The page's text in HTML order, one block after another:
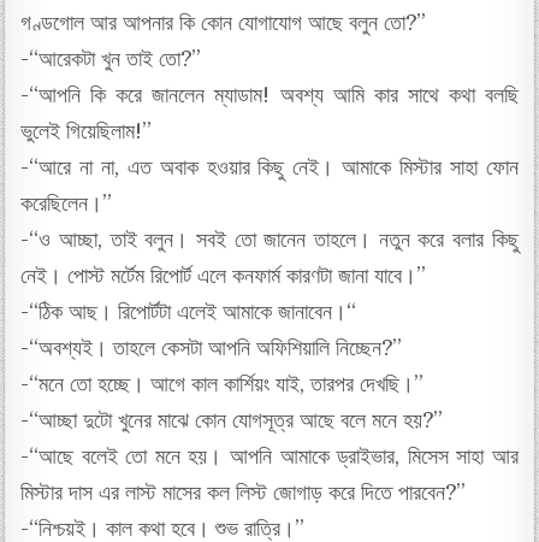
গণ্ডগোল আর আপনার কি কোন যোগাযোগ আছে বলুন তো?”
-“আরেকটা খুন তাই তো?”
-“আপনি কি করে জানলেন ম্যাডাম! অবশ্য আমি কার সাথে কথা বলছি
ভুলেই গিয়েছিলাম!”
-“আরে না না, এত অবাক হওয়ার কিছু নেই। আমাকে মিস্টার সাহা ফোন
করেছিলেন।”
-“ও আচ্ছা, তাই বলুন। সবই তো জানেন তাহলে। নতুন করে বলার কিছু
নেই। পোস্ট মর্টেম রিপোর্ট এলে কনফার্ম কারণটা জানা যাবে।”
-“ঠিক আছ। রিপোর্টটা এলেই আমাকে জানাবেন।“
-“অবশ্যই। তাহলে কেসটা আপনি অফিশিয়ালি নিচ্ছেন?”
-“মনে তো হচ্ছে। আগে কাল কার্শিয়ং যাই, তারপর দেখছি।”
-“আচ্ছা দুটো খুনের মাঝে কোন যোগসূত্র আছে বলে মনে হয়?”
-“আছে বলেই তো মনে হয়। আপনি আমাকে ড্রাইভার, মিসেস সাহা আর
মিস্টার দাস এর লাস্ট মাসের কল লিস্ট জোগাড় করে দিতে পারবেন?”
-“নিশ্চয়ই। কাল কথা হবে। শুভ রাত্রি।”